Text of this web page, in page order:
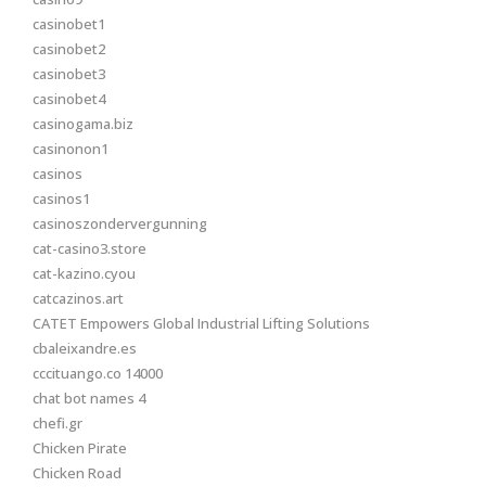
casinobet1
casinobet2
casinobet3
casinobet4
casinogama.biz
casinonon1
casinos
casinos1
casinoszondervergunning
cat-casino3.store
cat-kazino.cyou
catcazinos.art
CATET Empowers Global Industrial Lifting Solutions
cbaleixandre.es
cccituango.co 14000
chat bot names 4
chefi.gr
Chicken Pirate
Chicken Road